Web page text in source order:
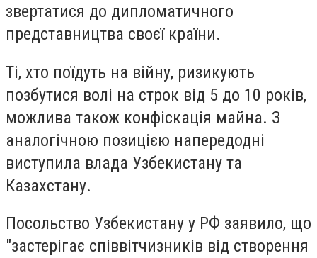
звертатися до дипломатичного
представництва своєї країни.
Ті, хто поїдуть на війну, ризикують
позбутися волі на строк від 5 до 10 років,
можлива також конфіскація майна. З
аналогічною позицією напередодні
виступила влада Узбекистану та
Казахстану.
Посольство Узбекистану у РФ заявило, що
"застерігає співвітчизників від створення